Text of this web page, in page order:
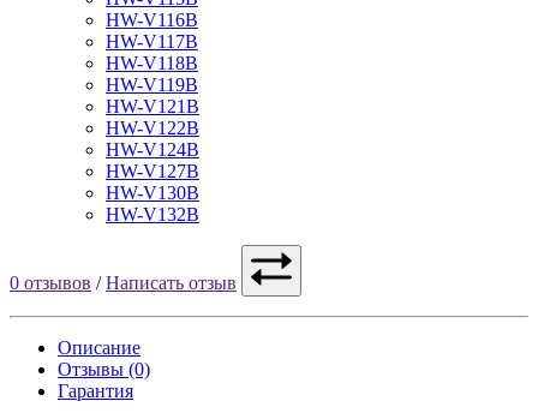
HW-V116B
HW-V117B
HW-V118B
HW-V119B
HW-V121B
HW-V122B
HW-V124B
HW-V127B
HW-V130B
HW-V132B
0 отзывов /Написать отзыв
Описание
Отзывы (0)
Гарантия